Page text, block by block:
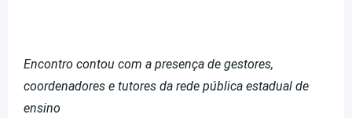
Encontro contou com a presença de gestores,
coordenadores e tutores da rede pública estadual de
ensino